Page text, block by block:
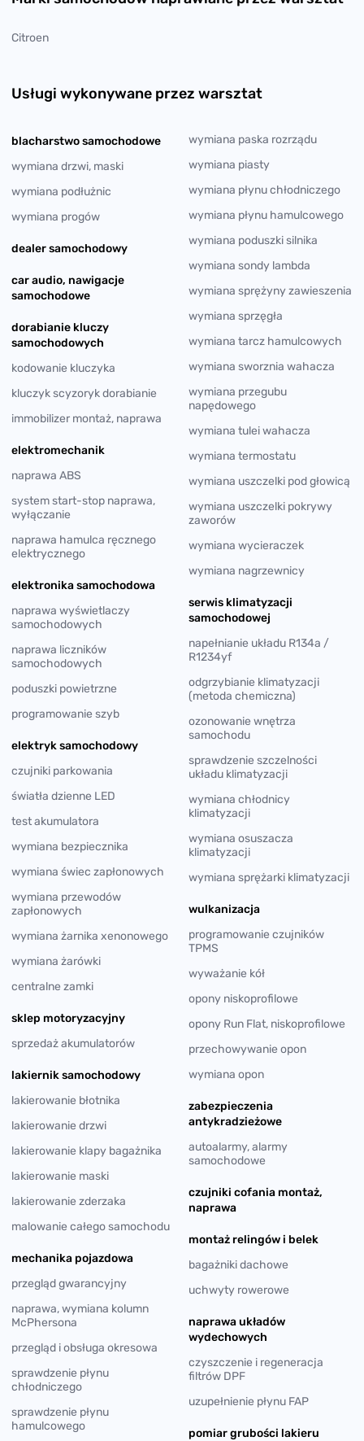
Citroen
Usługi wykonywane przez warsztat
blacharstwo samochodowe
wymiana drzwi, maski
wymiana podłużnic
wymiana progów
dealer samochodowy
car audio, nawigacje
samochodowe
dorabianie kluczy
samochodowych
kodowanie kluczyka
kluczyk scyzoryk dorabianie
immobilizer montaż, naprawa
elektromechanik
naprawa ABS
system start-stop naprawa,
wyłączanie
naprawa hamulca ręcznego
elektrycznego
elektronika samochodowa
naprawa wyświetlaczy
samochodowych
naprawa liczników
samochodowych
poduszki powietrzne
programowanie szyb
elektryk samochodowy
czujniki parkowania
światła dzienne LED
test akumulatora
wymiana bezpiecznika
wymiana świec zapłonowych
wymiana przewodów
zapłonowych
wymiana żarnika xenonowego
wymiana żarówki
centralne zamki
sklep motoryzacyjny
sprzedaż akumulatorów
lakiernik samochodowy
lakierowanie błotnika
lakierowanie drzwi
lakierowanie klapy bagażnika
lakierowanie maski
lakierowanie zderzaka
malowanie całego samochodu
mechanika pojazdowa
przegląd gwarancyjny
naprawa, wymiana kolumn
McPhersona
przegląd i obsługa okresowa
sprawdzenie płynu
chłodniczego
sprawdzenie płynu
hamulcowego
wymiana paska rozrządu
wymiana piasty
wymiana płynu chłodniczego
wymiana płynu hamulcowego
wymiana poduszki silnika
wymiana sondy lambda
wymiana sprężyny zawieszenia
wymiana sprzęgła
wymiana tarcz hamulcowych
wymiana sworznia wahacza
wymiana przegubu
napędowego
wymiana tulei wahacza
wymiana termostatu
wymiana uszczelki pod głowicą
wymiana uszczelki pokrywy
zaworów
wymiana wycieraczek
wymiana nagrzewnicy
serwis klimatyzacji
samochodowej
napełnianie układu R134a /
R1234yf
odgrzybianie klimatyzacji
(metoda chemiczna)
ozonowanie wnętrza
samochodu
sprawdzenie szczelności
układu klimatyzacji
wymiana chłodnicy
klimatyzacji
wymiana osuszacza
klimatyzacji
wymiana sprężarki klimatyzacji
wulkanizacja
programowanie czujników
TPMS
wyważanie kół
opony niskoprofilowe
opony Run Flat, niskoprofilowe
przechowywanie opon
wymiana opon
zabezpieczenia
antykradzieżowe
autoalarmy, alarmy
samochodowe
czujniki cofania montaż,
naprawa
montaż relingów i belek
bagażniki dachowe
uchwyty rowerowe
naprawa układów
wydechowych
czyszczenie i regeneracja
filtrów DPF
uzupełnienie płynu FAP
pomiar grubości lakieru